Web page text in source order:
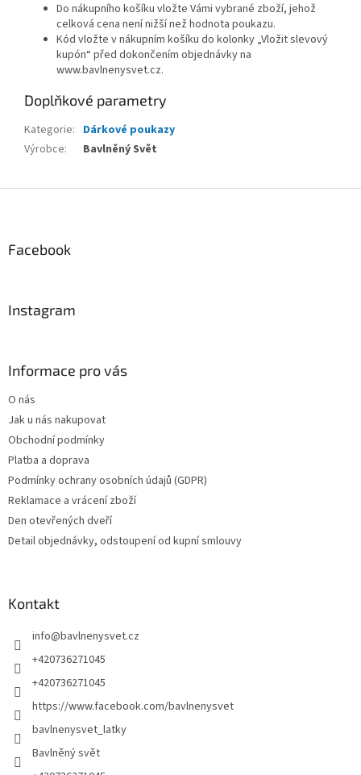
Do nákupního košíku vložte Vámi vybrané zboží, jehož
celková cena není nižší než hodnota poukazu.
Kód vložte v nákupním košíku do kolonky „Vložit slevový
kupón“ před dokončením objednávky na
www.bavlnenysvet.cz.
Doplňkové parametry
Kategorie: Dárkové poukazy
Výrobce: Bavlněný Svět
Facebook
Instagram
Informace pro vás
O nás
Jak u nás nakupovat
Obchodní podmínky
Platba a doprava
Podmínky ochrany osobních údajů (GDPR)
Reklamace a vrácení zboží
Den otevřených dveří
Detail objednávky, odstoupení od kupní smlouvy
Kontakt
info@bavlnenysvet.cz
+420736271045
+420736271045
https://www.facebook.com/bavlnenysvet
bavlnenysvet_latky
Bavlněný svět